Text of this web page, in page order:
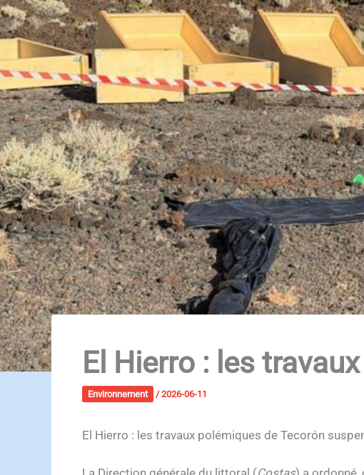
El Hierro : les
Environnement /2026-06-11
El Hierro : les travaux polémiques de Tecorón